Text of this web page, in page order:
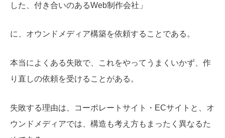
した、付き合いのあるWeb制作会社」
に、オウンドメディア構築を依頼することである。
本当によくある失敗で、これをやってうまくいかず、作
り直しの依頼を受けることがある。
失敗する理由は、コーポレートサイト・ECサイトと、オ
ウンドメディアでは、構造も考え方もまったく異なるた